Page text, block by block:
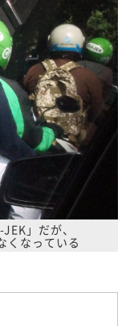
」だが、
くなっている